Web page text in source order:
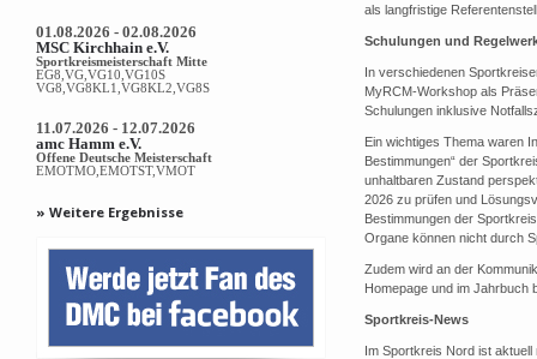
als langfristige
Schulungen und
In verschiedenen
MyRCM-Workshop als
Schulungen inklusive
Ein wichtiges Thema waren
Bestimmungen“ der
unhaltbaren Zustand
2026 zu prüfen und
Bestimmungen der
Organe können nicht durch
Zudem wird an der
Homepage und im Jahrbuch
Sportkreis-News
Im Sportkreis Nord ist
01.08.2026 - 02.08.2026
MSC Kirchhain e.V.
Sportkreismeisterschaft Mitte
EG8,VG,VG10,VG10S
VG8,VG8KL1,VG8KL2,VG8S
11.07.2026 - 12.07.2026
amc Hamm e.V.
Offene Deutsche Meisterschaft
EMOTMO,EMOTST,VMOT
» Weitere Ergebnisse